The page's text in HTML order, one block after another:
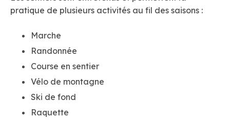
pratique de plusieurs activités au fil des saisons :
Marche
Randonnée
Course en sentier
Vélo de montagne
Ski de fond
Raquette